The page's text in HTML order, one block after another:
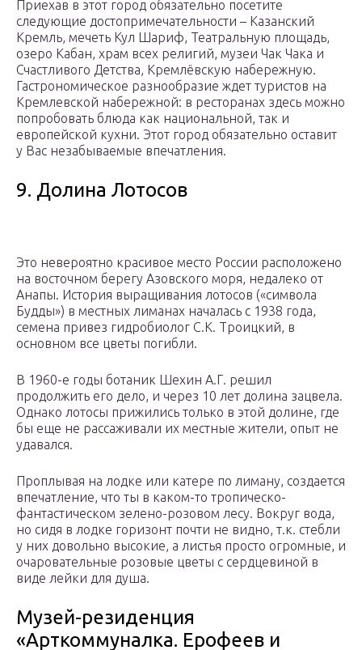
Приехав в этот город обязательно посетите
следующие достопримечательности – Казанский
Кремль, мечеть Кул Шариф, Театральную площадь,
озеро Кабан, храм всех религий, музеи Чак Чака и
Счастливого Детства, Кремлёвскую набережную.
Гастрономическое разнообразие ждет туристов на
Кремлевской набережной: в ресторанах здесь можно
попробовать блюда как национальной, так и
европейской кухни. Этот город обязательно оставит
у Вас незабываемые впечатления.
9. Долина Лотосов
Это невероятно красивое место России расположено
на восточном берегу Азовского моря, недалеко от
Анапы. История выращивания лотосов («символа
Будды») в местных лиманах началась с 1938 года,
семена привез гидробиолог С.К. Троицкий, в
основном все цветы погибли.
В 1960-е годы ботаник Шехин А.Г. решил
продолжить его дело, и через 10 лет долина зацвела.
Однако лотосы прижились только в этой долине, где
бы еще не рассаживали их местные жители, опыт не
удавался.
Проплывая на лодке или катере по лиману, создается
впечатление, что ты в каком-то тропическо-
фантастическом зелено-розовом лесу. Вокруг вода,
но сидя в лодке горизонт почти не видно, т.к. стебли
у них довольно высокие, а листья просто огромные, и
очаровательные розовые цветы с сердцевиной в
виде лейки для душа.
Музей-резиденция
«Арткоммуналка. Ерофеев и